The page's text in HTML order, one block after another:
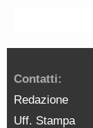
Contatti:
Redazione
Uff. Stampa